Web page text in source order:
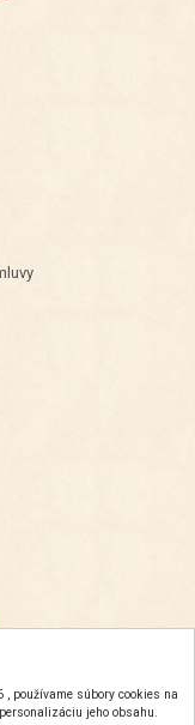
používame súbory cookies na
jeho obsahu.